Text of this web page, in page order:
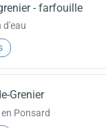
- farfouille
d'eau
Grenier
Ponsard